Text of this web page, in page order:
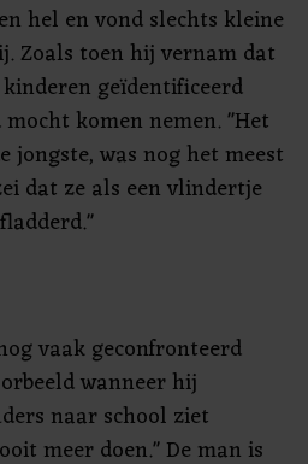
hel en vond slechts kleine
Zoals toen hij vernam dat
geïdentificeerd
komen nemen. "Het
jongste, was nog het meest
dat ze als een vlindertje
vaak geconfronteerd
wanneer hij
naar school ziet
meer doen." De man is